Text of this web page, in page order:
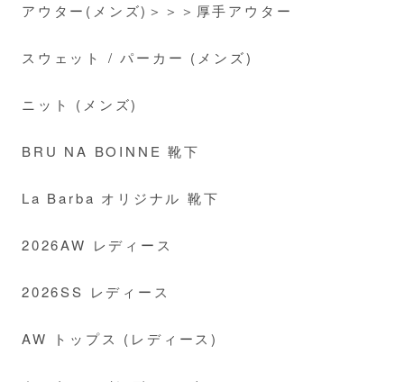
アウター(メンズ)＞＞＞厚手アウター
スウェット / パーカー (メンズ)
ニット (メンズ)
BRU NA BOINNE 靴下
La Barba オリジナル 靴下
2026AW レディース
2026SS レディース
AW トップス (レディース)